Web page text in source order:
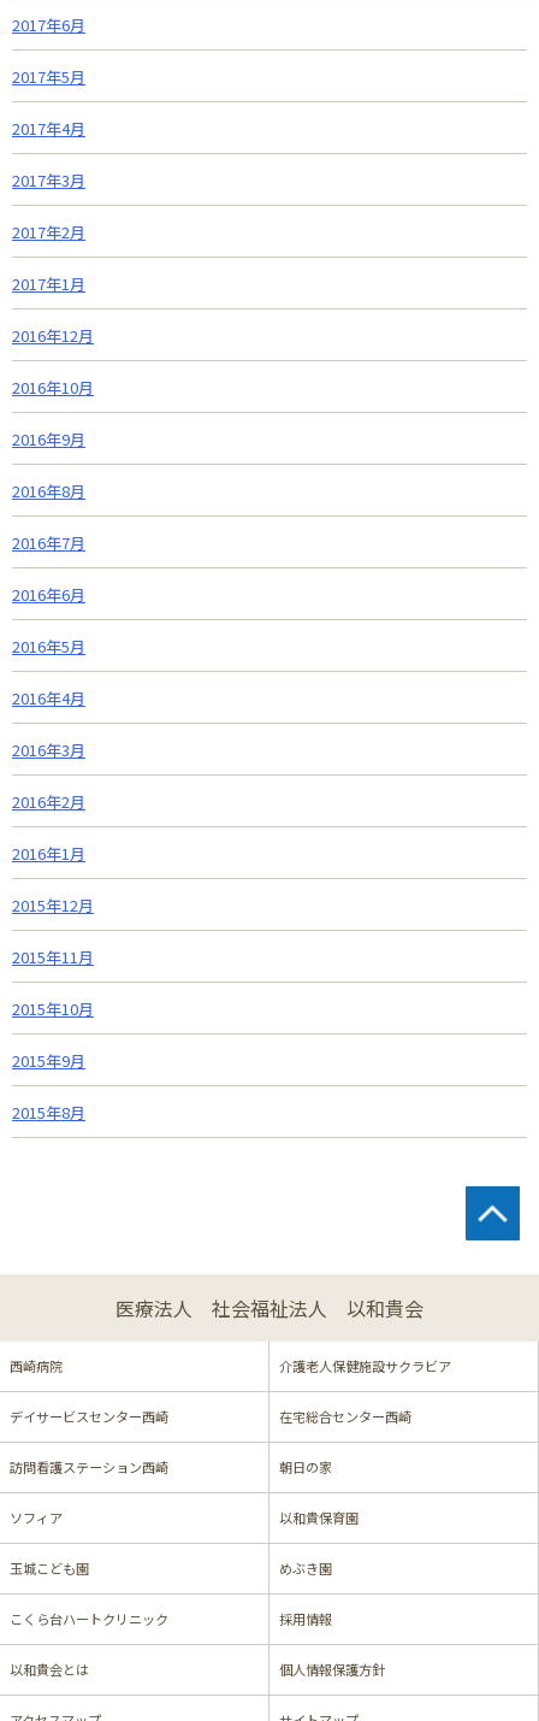
2017年6月
2017年5月
2017年4月
2017年3月
2017年2月
2017年1月
2016年12月
2016年10月
2016年9月
2016年8月
2016年7月
2016年6月
2016年5月
2016年4月
2016年3月
2016年2月
2016年1月
2015年12月
2015年11月
2015年10月
2015年9月
2015年8月
医療法人 社会福祉法人 以和貴会
西崎病院 介護老人保健施設サクラビア
デイサービスセンター西崎 在宅総合センター西崎
訪問看護ステーション西崎 朝日の家
ソフィア 以和貴保育園
玉城こども園 めぶき園
こくら台ハートクリニック 採用情報
以和貴会とは 個人情報保護方針